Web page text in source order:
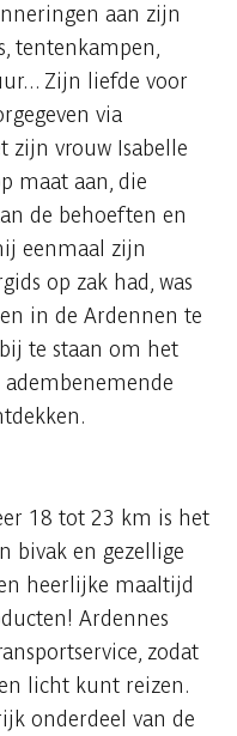
aan zijn
tentenkampen,
Zijn liefde voor
via
zijn vrouw Isabelle
maat aan, die
de behoeften en
eenmaal zijn
op zak had, was
in de Ardennen te
te staan om het
18 tot 23 km is het
bivak en gezellige
heerlijke maaltijd
Ardennes
zodat
licht kunt reizen.
onderdeel van de